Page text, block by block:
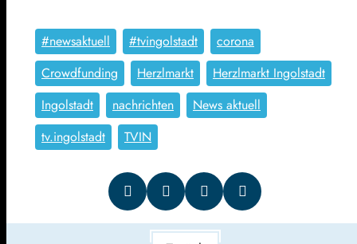
#newsaktuell #tvingolstadt
corona
Crowdfunding
Herzlmarkt
Herzlmarkt Ingolstadt
Ingolstadt
nachrichten
News aktuell
tv.ingolstadt
TVIN